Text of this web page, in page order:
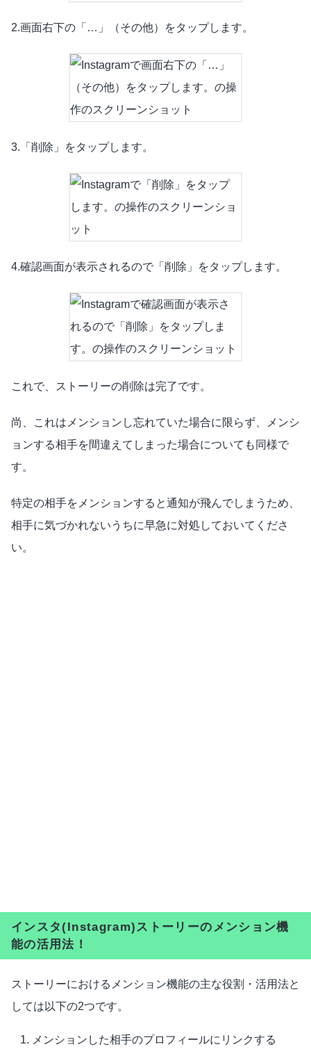
2.画面右下の「…」（その他）をタップします。
3.「削除」をタップします。
4.確認画面が表示されるので「削除」をタップします。
これで、ストーリーの削除は完了です。
尚、これはメンションし忘れていた場合に限らず、メンシ
ョンする相手を間違えてしまった場合についても同様で
す。
特定の相手をメンションすると通知が飛んでしまうため、
相手に気づかれないうちに早急に対処しておいてくださ
い。
インスタ(Instagram)ストーリーのメンション機
能の活用法！
ストーリーにおけるメンション機能の主な役割・活用法と
しては以下の2つです。
メンションした相手のプロフィールにリンクする